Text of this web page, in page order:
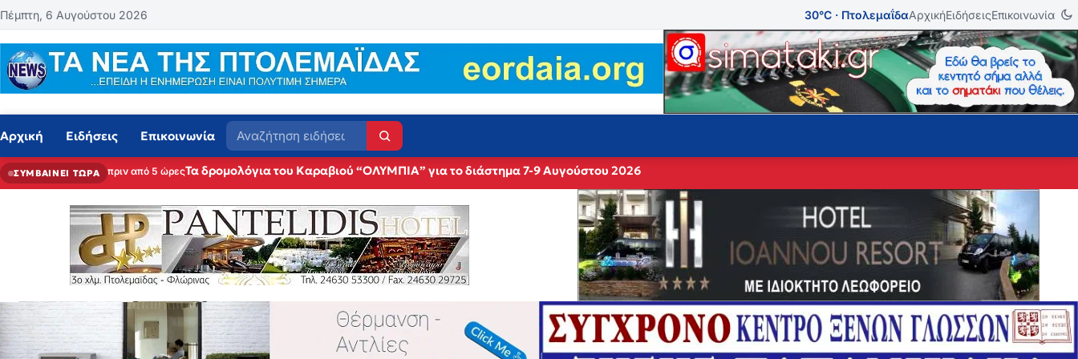
Μετάβαση στο περιεχόμενο
Πέμπτη, 6 Αυγούστου 2026 30°C · ΠτολεμαΐδαΑρχικήΕιδήσειςΕπικοινωνία
Αρχική Ειδήσεις Επικοινωνία Αναζήτηση
ΣΥΜΒΑΙΝΕΙ ΤΩΡΑ πριν από 5 ώρεςΤα δρομολόγια του Καραβιού “ΟΛΥΜΠΙΑ” για το διάστημα 7-9 Αυγούστου 2026